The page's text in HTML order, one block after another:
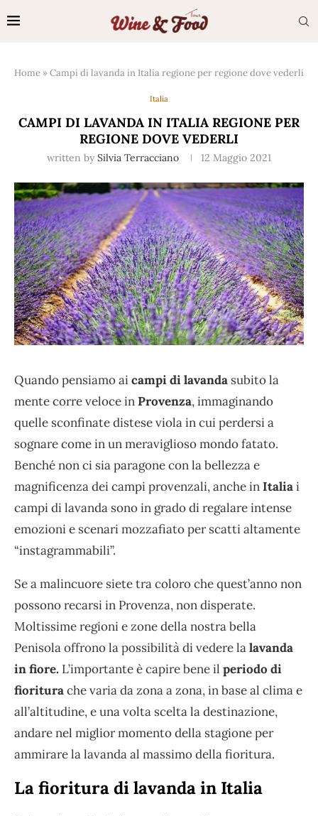
Home »Campi di lavanda in Italia regione per regione dove vederli
Italia
CAMPI DI LAVANDA IN ITALIA REGIONE PER
REGIONE DOVE VEDERLI
written by Silvia Terracciano 12 Maggio 2021
Quando pensiamo aicampi di lavanda subito la
mente corre veloce inProvenza, immaginando
quelle sconfinate distese viola in cui perdersi a
sognare come in un meraviglioso mondo fatato.
Benché non ci sia paragone con la bellezza e
magnificenza dei campi provenzali, anche inItaliai
campi di lavanda sono in grado di regalare intense
emozioni e scenari mozzafiato per scatti altamente
“instagrammabili”.
Se a malincuore siete tra coloro che quest’anno non
possono recarsi in Provenza, non disperate.
Moltissime regioni e zone della nostra bella
Penisola offrono la possibilità di vedere lalavanda
in fiore. L’importante è capire bene il periodo di
fioriturache varia da zona a zona, in base al clima e
all’altitudine, e una volta scelta la destinazione,
andare nel miglior momento della stagione per
ammirare la lavanda al massimo della fioritura.
La fioritura di lavanda in Italia